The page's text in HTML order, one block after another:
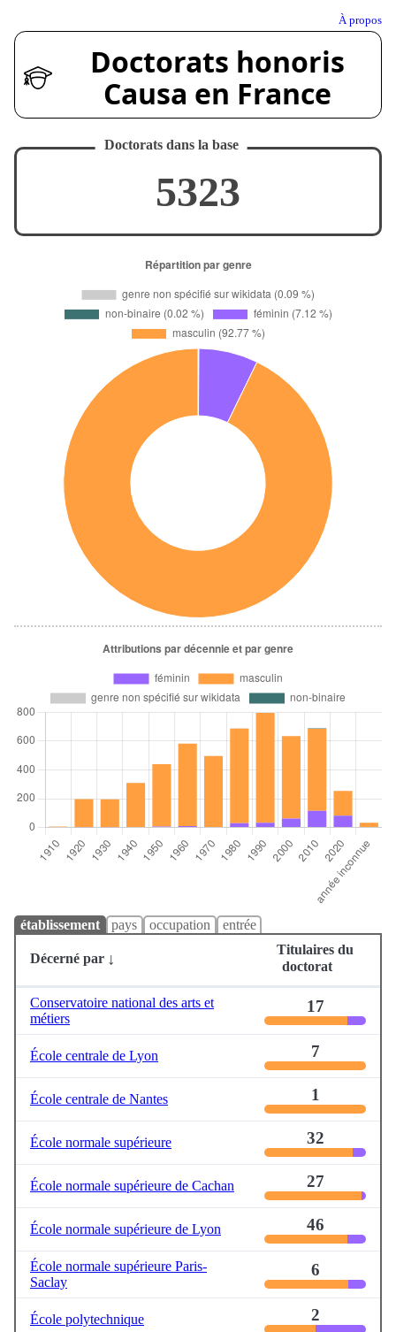
À propos
Doctorats honoris
Causa en France
Doctorats dans la base
5323
établissement pays occupation entrée
Décerné par
Titulaires du
doctorat
Conservatoire national des arts et
métiers
17
École centrale de Lyon 7
École centrale de Nantes 1
École normale supérieure 32
École normale supérieure de Cachan 27
École normale supérieure de Lyon 46
École normale supérieure Paris-
Saclay
6
École polytechnique 2